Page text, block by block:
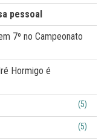
pessoal
7º no Campeonato
Hormigo é
(5)
(5)